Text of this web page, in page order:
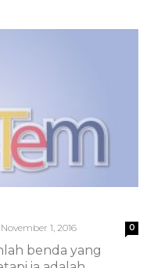
November 1, 2016 0
benda yang